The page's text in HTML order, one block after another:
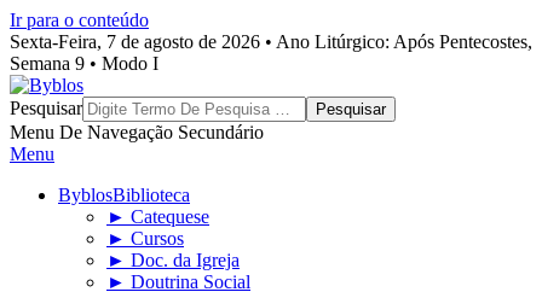
Ir para o conteúdo
Sexta-Feira, 7 de agosto de 2026 • Ano Litúrgico: Após Pentecostes,
Semana 9 • Modo I
Byblos
Pesquisar
Menu De Navegação Secundário
Menu
ByblosBiblioteca
► Catequese
► Cursos
► Doc. da Igreja
► Doutrina Social